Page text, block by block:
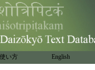
使い方 English
復次行般若波羅蜜者
我有般若波羅蜜取是相。若
懷憂悴。是故 19
不見我行般若波羅蜜
次不見我行般若波羅蜜